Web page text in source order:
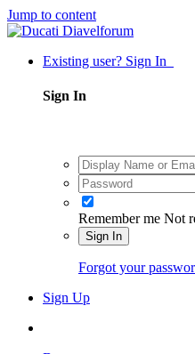
Jump to content
Existing user? Sign In
Sign In
Remember me Not
Sign In
Forgot your
Sign Up